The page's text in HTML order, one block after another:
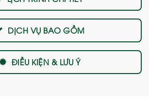
DỊCH VỤ BAO GỒM
ĐIỀU KIỆN & LƯU Ý